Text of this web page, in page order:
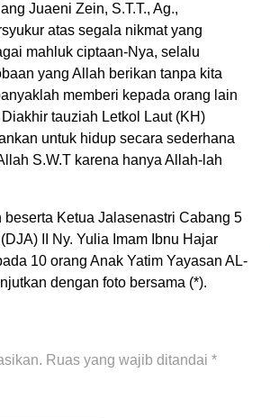
Juaeni Zein, S.T.T., Ag.,
atas segala nikmat yang
mahluk ciptaan-Nya, selalu
yang Allah berikan tanpa kita
memberi kepada orang lain
tauziah Letkol Laut (KH)
untuk hidup secara sederhana
S.W.T karena hanya Allah-lah
Ketua Jalasenastri Cabang 5
II Ny. Yulia Imam Ibnu Hajar
10 orang Anak Yatim Yayasan AL-
dengan foto bersama (*).
Ruas yang wajib ditandai *